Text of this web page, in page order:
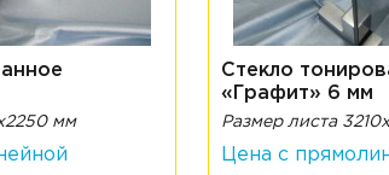
мм
Стекло
«Графит» 6 мм
Размер листа
Цена с